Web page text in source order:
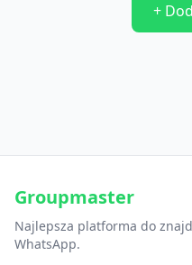
+
Groupmaster
Najlepsza platforma do
WhatsApp.